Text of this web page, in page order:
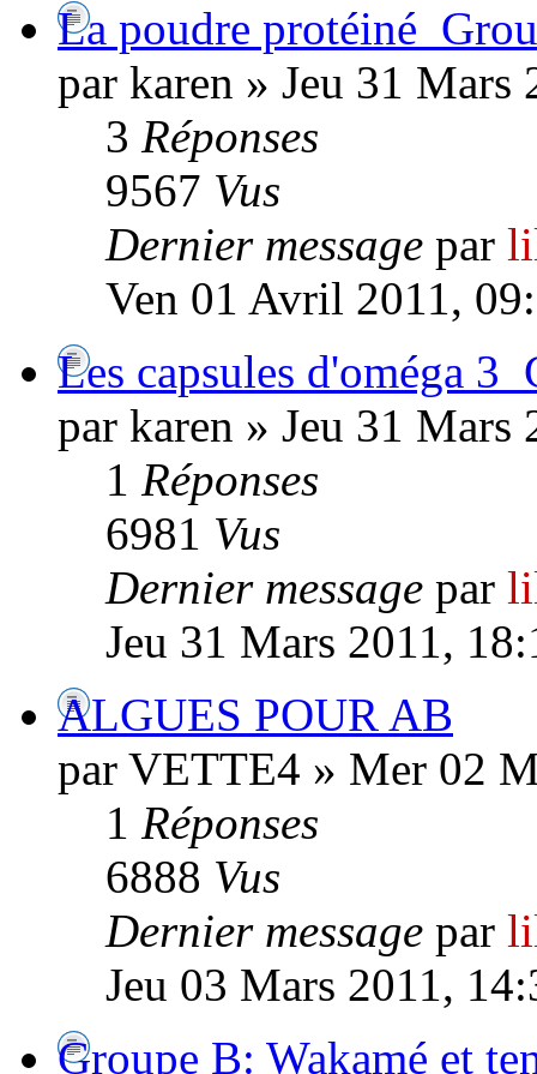
La poudre
par karen » Jeu 31 Mars
3 Réponses
9567 Vus
Dernier message par
Ven 01 Avril 2011,
Les capsules d'oméga
par karen » Jeu 31 Mars
1 Réponses
6981 Vus
Dernier message par
Jeu 31 Mars 2011,
ALGUES POUR AB
par VETTE4 » Mer 02
1 Réponses
6888 Vus
Dernier message par
Jeu 03 Mars 2011,
Groupe B: Wakamé et